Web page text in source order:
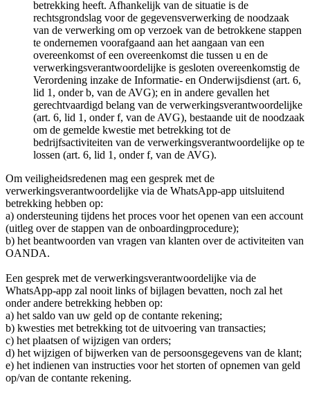
betrekking heeft. Afhankelijk van de situatie is de
rechtsgrondslag voor de gegevensverwerking de noodzaak
van de verwerking om op verzoek van de betrokkene stappen
te ondernemen voorafgaand aan het aangaan van een
overeenkomst of een overeenkomst die tussen u en de
verwerkingsverantwoordelijke is gesloten overeenkomstig de
Verordening inzake de Informatie- en Onderwijsdienst (art. 6,
lid 1, onder b, van de AVG); en in andere gevallen het
gerechtvaardigd belang van de verwerkingsverantwoordelijke
(art. 6, lid 1, onder f, van de AVG), bestaande uit de noodzaak
om de gemelde kwestie met betrekking tot de
bedrijfsactiviteiten van de verwerkingsverantwoordelijke op te
lossen (art. 6, lid 1, onder f, van de AVG).
Om veiligheidsredenen mag een gesprek met de
verwerkingsverantwoordelijke via de WhatsApp-app uitsluitend
betrekking hebben op:
a) ondersteuning tijdens het proces voor het openen van een account
(uitleg over de stappen van de onboardingprocedure);
b) het beantwoorden van vragen van klanten over de activiteiten van
OANDA.
Een gesprek met de verwerkingsverantwoordelijke via de
WhatsApp-app zal nooit links of bijlagen bevatten, noch zal het
onder andere betrekking hebben op:
a) het saldo van uw geld op de contante rekening;
b) kwesties met betrekking tot de uitvoering van transacties;
c) het plaatsen of wijzigen van orders;
d) het wijzigen of bijwerken van de persoonsgegevens van de klant;
e) het indienen van instructies voor het storten of opnemen van geld
op/van de contante rekening.